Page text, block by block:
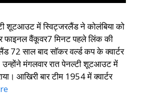
शूटआउट में स्विट्जरलैंड ने कोलंबिया को
फाइनल वैंकूवर7 मिनट पहले लिंक की
72 साल बाद सॉकर वर्ल्ड कप के क्वार्टर
मंगलवार रात पेनल्टी शूटआउट में
आखिरी बार टीम 1954 में क्वार्टर